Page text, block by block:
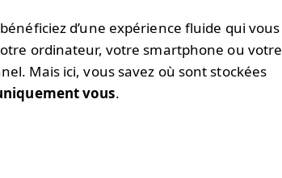
d’une expérience fluide qui vous
ordinateur, votre smartphone ou votre
Mais ici, vous savez où sont stockées
vous.